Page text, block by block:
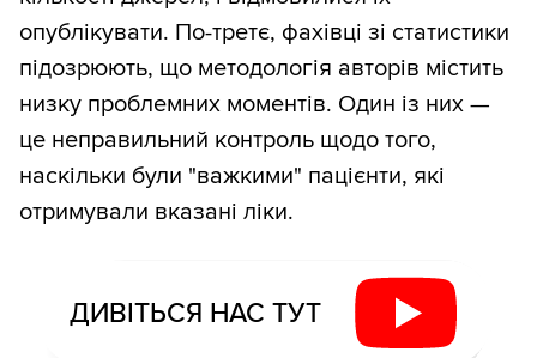
опублікувати. По-третє, фахівці зі статистики
підозрюють, що методологія авторів містить
низку проблемних моментів. Один із них —
це неправильний контроль щодо того,
наскільки були "важкими" пацієнти, які
отримували вказані ліки.
ДИВІТЬСЯ НАС ТУТ